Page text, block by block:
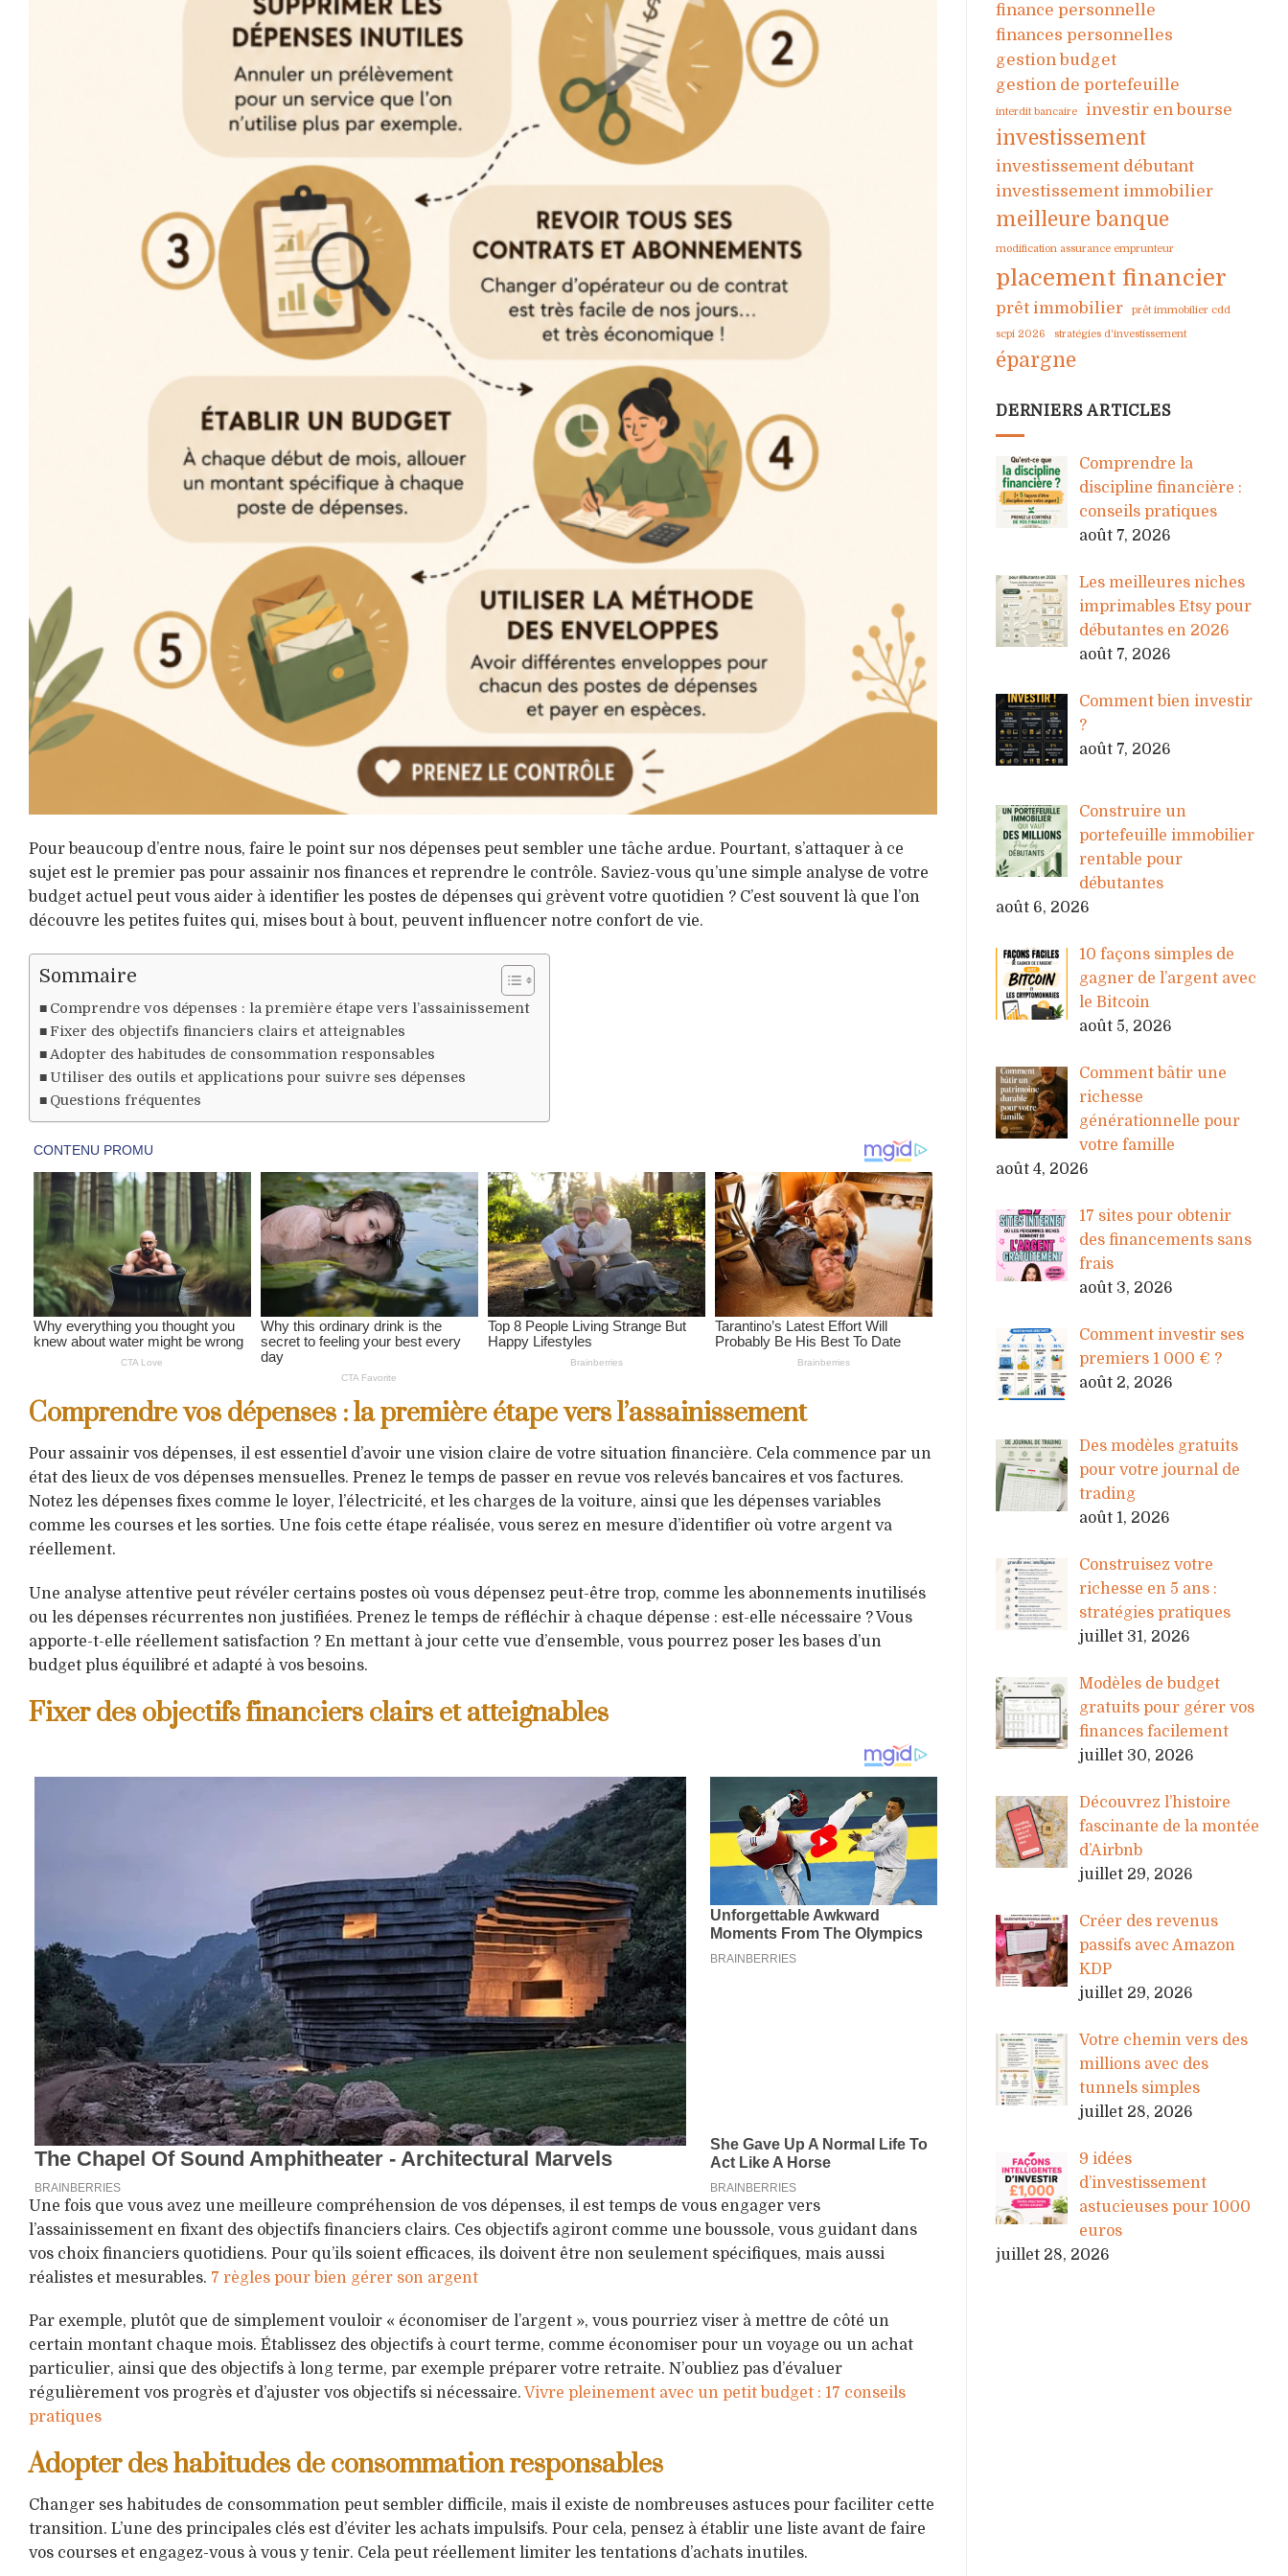
Pour beaucoup d’entre nous, faire le point sur nos dépenses peut sembler une tâche ardue. Pourtant, s’attaquer à ce
sujet est le premier pas pour assainir nos finances et reprendre le contrôle. Saviez-vous qu’une simple analyse de votre
budget actuel peut vous aider à identifier les postes de dépenses qui grèvent votre quotidien ? C’est souvent là que l’on
découvre les petites fuites qui, mises bout à bout, peuvent influencer notre confort de vie.
Sommaire
Comprendre vos dépenses : la première étape vers l’assainissement
Fixer des objectifs financiers clairs et atteignables
Adopter des habitudes de consommation responsables
Utiliser des outils et applications pour suivre ses dépenses
Questions fréquentes
Comprendre vos dépenses : la première étape vers l’assainissement
Pour assainir vos dépenses, il est essentiel d’avoir une vision claire de votre situation financière. Cela commence par un
état des lieux de vos dépenses mensuelles. Prenez le temps de passer en revue vos relevés bancaires et vos factures.
Notez les dépenses fixes comme le loyer, l’électricité, et les charges de la voiture, ainsi que les dépenses variables
comme les courses et les sorties. Une fois cette étape réalisée, vous serez en mesure d’identifier où votre argent va
réellement.
Une analyse attentive peut révéler certains postes où vous dépensez peut-être trop, comme les abonnements inutilisés
ou les dépenses récurrentes non justifiées. Prenez le temps de réfléchir à chaque dépense : est-elle nécessaire ? Vous
apporte-t-elle réellement satisfaction ? En mettant à jour cette vue d’ensemble, vous pourrez poser les bases d’un
budget plus équilibré et adapté à vos besoins.
Fixer des objectifs financiers clairs et atteignables
Une fois que vous avez une meilleure compréhension de vos dépenses, il est temps de vous engager vers
l’assainissement en fixant des objectifs financiers clairs. Ces objectifs agiront comme une boussole, vous guidant dans
vos choix financiers quotidiens. Pour qu’ils soient efficaces, ils doivent être non seulement spécifiques, mais aussi
réalistes et mesurables. 7 règles pour bien gérer son argent
Par exemple, plutôt que de simplement vouloir « économiser de l’argent », vous pourriez viser à mettre de côté un
certain montant chaque mois. Établissez des objectifs à court terme, comme économiser pour un voyage ou un achat
particulier, ainsi que des objectifs à long terme, par exemple préparer votre retraite. N’oubliez pas d’évaluer
régulièrement vos progrès et d’ajuster vos objectifs si nécessaire. Vivre pleinement avec un petit budget : 17 conseils
pratiques
Adopter des habitudes de consommation responsables
Changer ses habitudes de consommation peut sembler difficile, mais il existe de nombreuses astuces pour faciliter cette
transition. L’une des principales clés est d’éviter les achats impulsifs. Pour cela, pensez à établir une liste avant de faire
vos courses et engagez-vous à vous y tenir. Cela peut réellement limiter les tentations d’achats inutiles.
finance personnelle
finances personnelles
gestion budget
gestion de portefeuille
interdit bancaire investir en bourse
investissement
investissement débutant
investissement immobilier
meilleure banque
modification assurance emprunteur
placement financier
prêt immobilier
prêt immobilier cdd
scpi 2026
stratégies d'investissement
épargne
DERNIERS ARTICLES
Comprendre la
discipline financière :
conseils pratiques
août 7, 2026
Les meilleures niches
imprimables Etsy pour
débutantes en 2026
août 7, 2026
Comment bien investir
?
août 7, 2026
Construire un
portefeuille immobilier
rentable pour
débutantes
août 6, 2026
10 façons simples de
gagner de l’argent avec
le Bitcoin
août 5, 2026
Comment bâtir une
richesse
générationnelle pour
votre famille
août 4, 2026
17 sites pour obtenir
des financements sans
frais
août 3, 2026
Comment investir ses
premiers 1 000 € ?
août 2, 2026
Des modèles gratuits
pour votre journal de
trading
août 1, 2026
Construisez votre
richesse en 5 ans :
stratégies pratiques
juillet 31, 2026
Modèles de budget
gratuits pour gérer vos
finances facilement
juillet 30, 2026
Découvrez l’histoire
fascinante de la montée
d’Airbnb
juillet 29, 2026
Créer des revenus
passifs avec Amazon
KDP
juillet 29, 2026
Votre chemin vers des
millions avec des
tunnels simples
juillet 28, 2026
9 idées
d’investissement
astucieuses pour 1000
euros
juillet 28, 2026